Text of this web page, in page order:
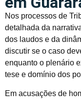
Nos processos de
detalhada da
dos laudos e da
discutir se o caso
enquanto o plenário
tese e domínio dos
Em acusações de